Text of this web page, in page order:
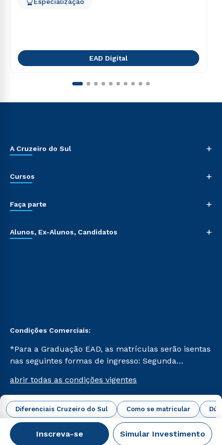
Diferenciais Cruzeiro do Sul Como se matricular
Inscreva-se Simular Investimento
EAD Digital
A Cruzeiro do Sul +
Cursos +
Faça parte +
Alunos, Ex-Alunos, Candidatos +
Condições Comerciais:
*Para a Graduação EAD, as matrículas serão isentas
nas seguintes formas de ingresso: Segunda
Já para as demais, a taxa de matrícula será de R$
49. *Para a Pós-graduação EAD, as ofertas
mencionadas são referentes aos cursos: Ensino
Religioso, Geografia para a Docência e Metodologia
do Ensino de História: Questões Atuais.
abrir todas as condições vigentes
Campus Virtual Cruzeiro do Sul Educacional © 2026 -
Todos os direitos reservados.
CNPJ: 62.984.091/0001-02